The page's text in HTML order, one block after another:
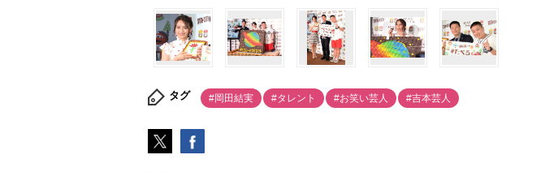
タグ #岡田結実 #タレント #お笑い芸人 #吉本芸人